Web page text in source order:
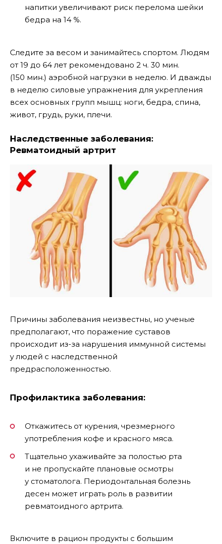
напитки увеличивают риск перелома шейки
бедра на 14 %.
Следите за весом и занимайтесь спортом. Людям
от 19 до 64 лет рекомендовано 2 ч. 30 мин.
(150 мин.) аэробной нагрузки в неделю. И дважды
в неделю силовые упражнения для укрепления
всех основных групп мышц: ноги, бедра, спина,
живот, грудь, руки, плечи.
Наследственные заболевания:
Ревматоидный артрит
Причины заболевания неизвестны, но ученые
предполагают, что поражение суставов
происходит из-за нарушения иммунной системы
у людей с наследственной
предрасположенностью.
Профилактика заболевания:
Откажитесь от курения, чрезмерного
употребления кофе и красного мяса.
Тщательно ухаживайте за полостью рта
и не пропускайте плановые осмотры
у стоматолога. Периодонтальная болезнь
десен может играть роль в развитии
ревматоидного артрита.
Включите в рацион продукты с большим